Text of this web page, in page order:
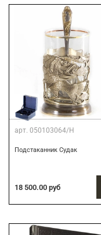
арт. 050103064/Н
Подстаканник Судак
18 500.00 руб